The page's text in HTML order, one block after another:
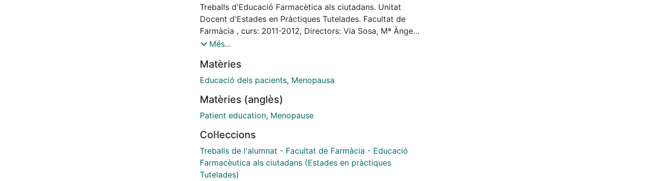
restrenyiment, mal de cap, insomni o retenció de líquids,
que també es pot manifestar a les cames, ocasionant
pesadesa i fins i tot augment de pes. Tot i que es podria
dir que el 90% de les dones, en un moment o altre, han
les que realment els presenten de manera que
interfereixen en les activitats habituals.
Treballs d'Educació Farmacètica als ciutadans. Unitat
Docent d'Estades en Pràctiques Tutelades. Facultat de
Farmàcia , curs: 2011-2012, Directors: Via Sosa, Mª Àngels
i March Pujol, Marian
Més...
Matèries
Educació dels pacients, Menopausa
Matèries (anglès)
Patient education, Menopause
Col·leccions
Treballs de l'alumnat - Facultat de Farmàcia - Educació
Farmacèutica als ciutadans (Estades en pràctiques
Tutelades)